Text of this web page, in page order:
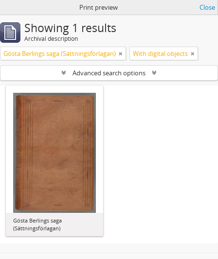
Print preview Close
Showing 1 results
Archival description
Gösta Berlings saga (Sättningsförlagan) With digital objects
Advanced search options
Gösta Berlings saga
(Sättningsförlagan)